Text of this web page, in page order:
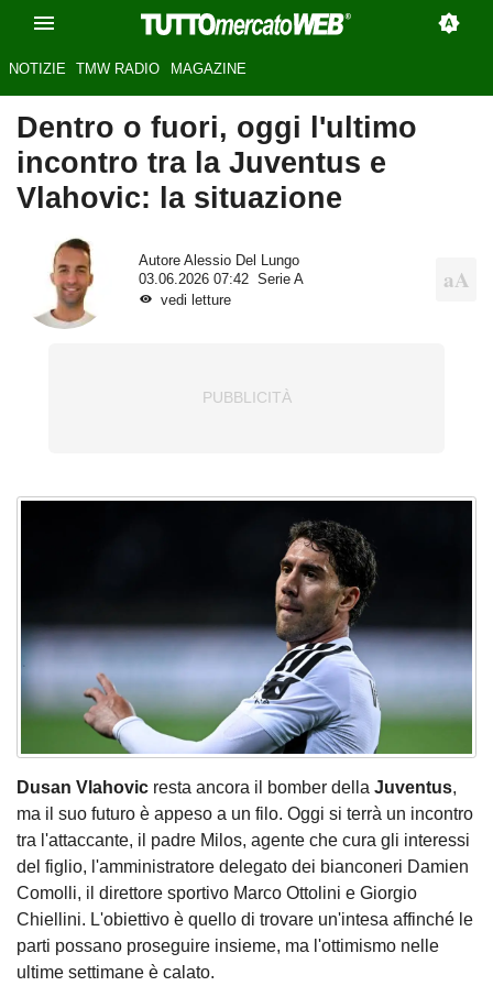
NOTIZIE TMW RADIO MAGAZINE
Dentro o fuori, oggi l'ultimo
incontro tra la Juventus e
Vlahovic: la situazione
Autore Alessio Del Lungo
03.06.2026 07:42
Serie A
vedi letture
Dusan Vlahovic resta ancora il bomber della Juventus,
ma il suo futuro è appeso a un filo. Oggi si terrà un incontro
tra l'attaccante, il padre Milos, agente che cura gli interessi
del figlio, l'amministratore delegato dei bianconeri Damien
Comolli, il direttore sportivo Marco Ottolini e Giorgio
Chiellini. L'obiettivo è quello di trovare un'intesa affinché le
parti possano proseguire insieme, ma l'ottimismo nelle
ultime settimane è calato.